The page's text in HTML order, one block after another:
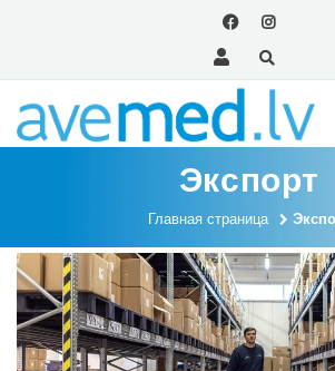
Экспорт
Главная страница
Kategorijas